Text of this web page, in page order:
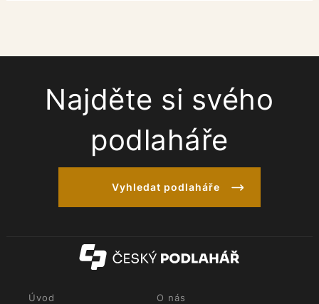
Najděte si svého
podlaháře
Vyhledat podlaháře
Úvod O nás